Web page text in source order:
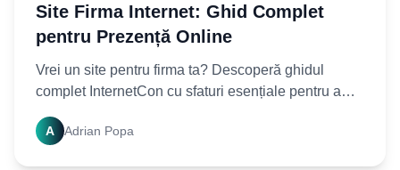
Site Firma Internet: Ghid Complet
pentru Prezență Online
Vrei un site pentru firma ta? Descoperă ghidul
complet InternetCon cu sfaturi esențiale pentru a
A Adrian Popa